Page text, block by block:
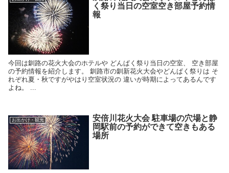
く祭り当日の空室空き部屋予約情
報
今回は釧路の花火大会のホテルや どんぱく祭り当日の空室、 空き部屋
の予約情報を紹介します。 釧路市の釧新花火大会やどんぱく祭りは そ
れぞれ夏・秋ですがやはり空室状況の 違いが時期によってあるんです
よね。 ...
お出かけ・観光
安倍川花火大会 駐車場の穴場と静
岡駅前の予約ができて空きもある
場所